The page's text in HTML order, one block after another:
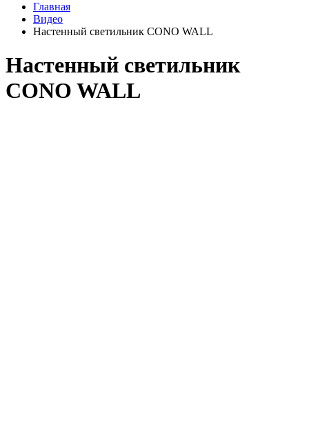
Главная
Видео
Настенный светильник CONO WALL
Настенный светильник
CONO WALL